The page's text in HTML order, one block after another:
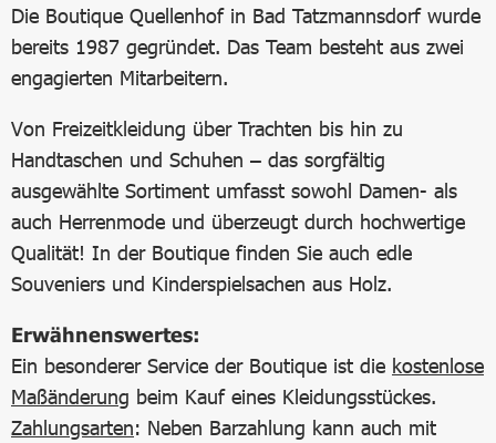
Die Boutique Quellenhof in Bad Tatzmannsdorf wurde
bereits 1987 gegründet. Das Team besteht aus zwei
engagierten Mitarbeitern.
Von Freizeitkleidung über Trachten bis hin zu
Handtaschen und Schuhen – das sorgfältig
ausgewählte Sortiment umfasst sowohl Damen- als
auch Herrenmode und überzeugt durch hochwertige
Qualität! In der Boutique finden Sie auch edle
Souveniers und Kinderspielsachen aus Holz.
Erwähnenswertes:
Ein besonderer Service der Boutique ist die kostenlose
Maßänderung beim Kauf eines Kleidungsstückes.
Zahlungsarten: Neben Barzahlung kann auch mit